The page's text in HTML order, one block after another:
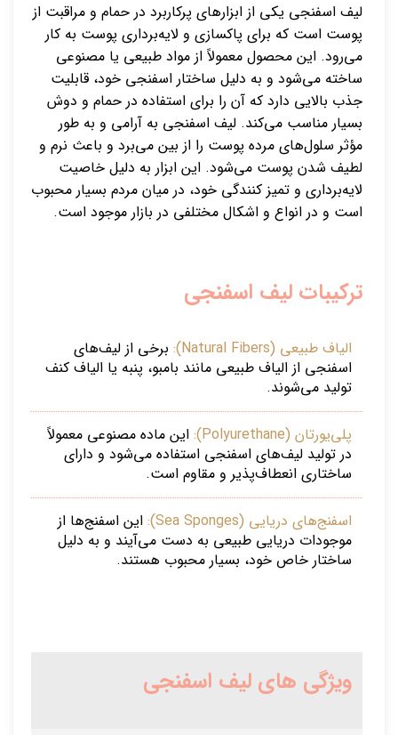
لیف اسفنجی یکی از ابزارهای پرکاربرد در حمام و مراقبت از
پوست است که برای پاکسازی و لایه‌برداری پوست به کار
می‌رود. این محصول معمولاً از مواد طبیعی یا مصنوعی
ساخته می‌شود و به دلیل ساختار اسفنجی خود، قابلیت
جذب بالایی دارد که آن را برای استفاده در حمام و دوش
بسیار مناسب می‌کند. لیف اسفنجی به آرامی و به طور
مؤثر سلول‌های مرده پوست را از بین می‌برد و باعث نرم و
لطیف شدن پوست می‌شود. این ابزار به دلیل خاصیت
لایه‌برداری و تمیز کنندگی خود، در میان مردم بسیار محبوب
است و در انواع و اشکال مختلفی در بازار موجود است.
ترکیبات لیف اسفنجی
الیاف طبیعی (Natural Fibers):
برخی از لیف‌های
اسفنجی از الیاف طبیعی مانند بامبو، پنبه یا الیاف کنف
تولید می‌شوند.
پلی‌یورتان (Polyurethane):
این ماده مصنوعی معمولاً
در تولید لیف‌های اسفنجی استفاده می‌شود و دارای
ساختاری انعطاف‌پذیر و مقاوم است.
اسفنج‌های دریایی (Sea Sponges):
این اسفنج‌ها از
موجودات دریایی طبیعی به دست می‌آیند و به دلیل
ساختار خاص خود، بسیار محبوب هستند.
ویژگی های لیف اسفنجی